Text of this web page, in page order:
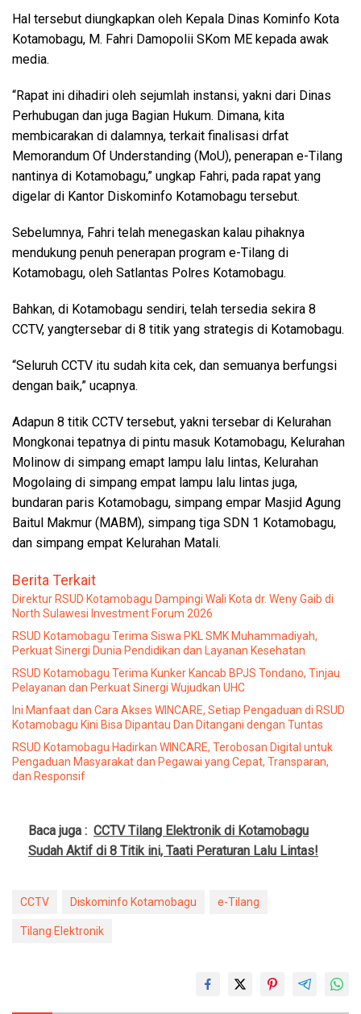
Hal tersebut diungkapkan oleh Kepala Dinas Kominfo Kota
Kotamobagu, M. Fahri Damopolii SKom ME kepada awak
media.
“Rapat ini dihadiri oleh sejumlah instansi, yakni dari Dinas
Perhubugan dan juga Bagian Hukum. Dimana, kita
membicarakan di dalamnya, terkait finalisasi drfat
Memorandum Of Understanding (MoU), penerapan e-Tilang
nantinya di Kotamobagu,” ungkap Fahri, pada rapat yang
digelar di Kantor Diskominfo Kotamobagu tersebut.
Sebelumnya, Fahri telah menegaskan kalau pihaknya
mendukung penuh penerapan program e-Tilang di
Kotamobagu, oleh Satlantas Polres Kotamobagu.
Bahkan, di Kotamobagu sendiri, telah tersedia sekira 8
CCTV, yangtersebar di 8 titik yang strategis di Kotamobagu.
“Seluruh CCTV itu sudah kita cek, dan semuanya berfungsi
dengan baik,” ucapnya.
Adapun 8 titik CCTV tersebut, yakni tersebar di Kelurahan
Mongkonai tepatnya di pintu masuk Kotamobagu, Kelurahan
Molinow di simpang emapt lampu lalu lintas, Kelurahan
Mogolaing di simpang empat lampu lalu lintas juga,
bundaran paris Kotamobagu, simpang empar Masjid Agung
Baitul Makmur (MABM), simpang tiga SDN 1 Kotamobagu,
dan simpang empat Kelurahan Matali.
Berita Terkait
Direktur RSUD Kotamobagu Dampingi Wali Kota dr. Weny Gaib di
North Sulawesi Investment Forum 2026
RSUD Kotamobagu Terima Siswa PKL SMK Muhammadiyah,
Perkuat Sinergi Dunia Pendidikan dan Layanan Kesehatan
RSUD Kotamobagu Terima Kunker Kancab BPJS Tondano, Tinjau
Pelayanan dan Perkuat Sinergi Wujudkan UHC
Ini Manfaat dan Cara Akses WINCARE, Setiap Pengaduan di RSUD
Kotamobagu Kini Bisa Dipantau Dan Ditangani dengan Tuntas
RSUD Kotamobagu Hadirkan WINCARE, Terobosan Digital untuk
Pengaduan Masyarakat dan Pegawai yang Cepat, Transparan,
dan Responsif
Baca juga : CCTV Tilang Elektronik di Kotamobagu
Sudah Aktif di 8 Titik ini, Taati Peraturan Lalu Lintas!
CCTV Diskominfo Kotamobagu e-Tilang
Tilang Elektronik